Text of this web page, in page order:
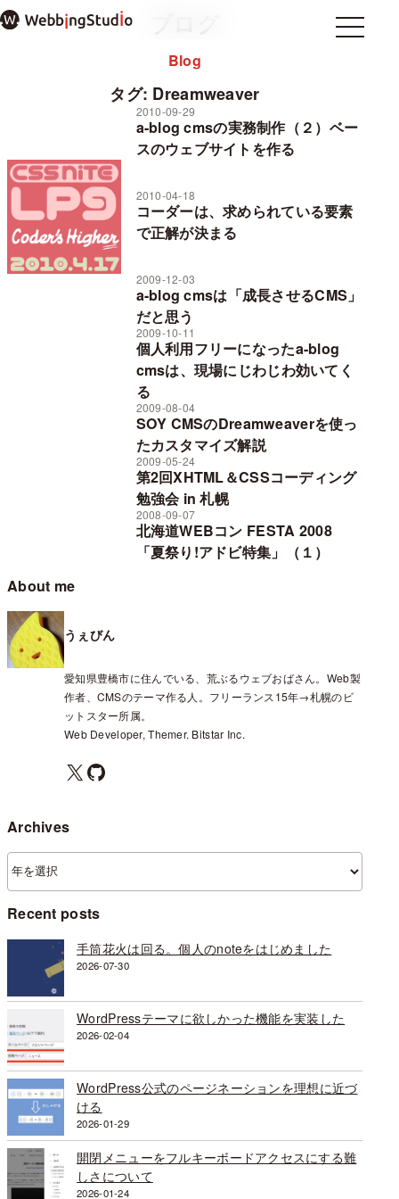
本
文
Menu
Blog
タグ: Dreamweaver
2010-09-29
a-blog cmsの実務制作（２）ベー
スのウェブサイトを作る
2010-04-18
コーダーは、求められている要素
で正解が決まる
2009-12-03
a-blog cmsは「成長させるCMS」
だと思う
2009-10-11
個人利用フリーになったa-blog
cmsは、現場にじわじわ効いてく
る
2009-08-04
SOY CMSのDreamweaverを使っ
たカスタマイズ解説
2009-05-24
第2回XHTML＆CSSコーディング
勉強会 in 札幌
2008-09-07
北海道WEBコン FESTA 2008
「夏祭り!アドビ特集」（１）
About me
うぇびん
愛知県豊橋市に住んでいる、荒ぶるウェブおばさん。Web製
作者、CMSのテーマ作る人。フリーランス15年→札幌のビ
ットスター所属。
Web Developer, Themer. Bitstar Inc.
X GitHub
Archives
ア
ー
イ
ブ
Recent posts
手筒花火は回る。個人のnoteをはじめました
2026-07-30
WordPressテーマに欲しかった機能を実装した
2026-02-04
WordPress公式のページネーションを理想に近づ
ける
2026-01-29
開閉メニューをフルキーボードアクセスにする難
しさについて
2026-01-24
Menu
私について
過去のブログ
お問い合わせ
プライバシーポリシー
WordPressテーマ mosir
✕ メニューを閉じる